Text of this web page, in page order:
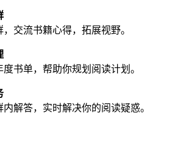
交流书籍心得，拓展视野。
书单，帮助你规划阅读计划。
解答，实时解决你的阅读疑惑。